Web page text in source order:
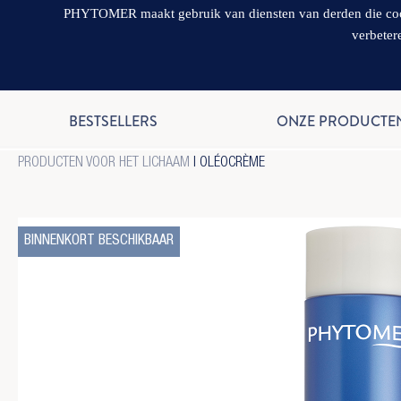
BESTSELLERS ONZE
PRODUCTEN VOOR HET LICHAAM | OLÉOCRÈME
BINNENKORT BESCHIKBAAR
PHYTOMER maakt gebruik van diensten van derden die